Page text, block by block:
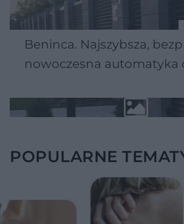
Beninca. Najszybsza,
nowoczesna automatyka
POPULARNE